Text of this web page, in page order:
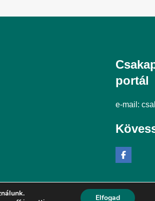
portál
e-mail:
Általános Szerződési FeltételekAdatkezelési
Elfogad